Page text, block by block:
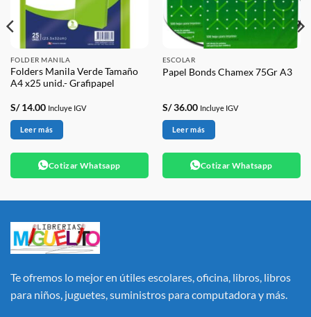
FOLDER MANILA
Folders Manila Verde Tamaño
A4 x25 unid.- Grafipapel
S/14.00 Incluye IGV
Leer más
Cotizar Whatsapp
ESCOLAR
Papel Bonds Chamex 75Gr A3
S/36.00 Incluye IGV
Leer más
Cotizar Whatsapp
Te ofremos lo mejor en útiles escolares, oficina, libros, libros
para niños, juguetes, suministros para computadora y más.